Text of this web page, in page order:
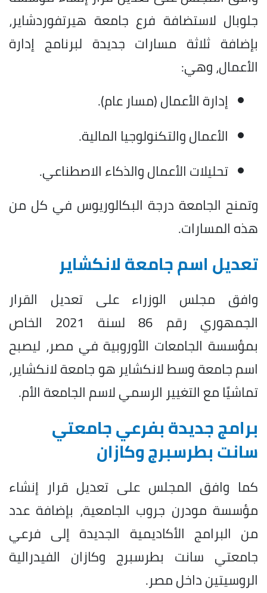
جلوبال لاستضافة فرع جامعة هيرتفوردشاير،
بإضافة ثلاثة مسارات جديدة لبرنامج إدارة
الأعمال، وهي:
إدارة الأعمال (مسار عام).
الأعمال والتكنولوجيا المالية.
تحليلات الأعمال والذكاء الاصطناعي.
وتمنح الجامعة درجة البكالوريوس في كل من
هذه المسارات.
تعديل اسم جامعة لانكشاير
وافق مجلس الوزراء على تعديل القرار
الجمهوري رقم 86 لسنة 2021 الخاص
بمؤسسة الجامعات الأوروبية في مصر، ليصبح
اسم جامعة وسط لانكشاير هو جامعة لانكشاير،
تماشيًا مع التغيير الرسمي لاسم الجامعة الأم.
برامج جديدة بفرعي جامعتي
سانت بطرسبرج وكازان
كما وافق المجلس على تعديل قرار إنشاء
مؤسسة مودرن جروب الجامعية، بإضافة عدد
من البرامج الأكاديمية الجديدة إلى فرعي
جامعتي سانت بطرسبرج وكازان الفيدرالية
الروسيتين داخل مصر.